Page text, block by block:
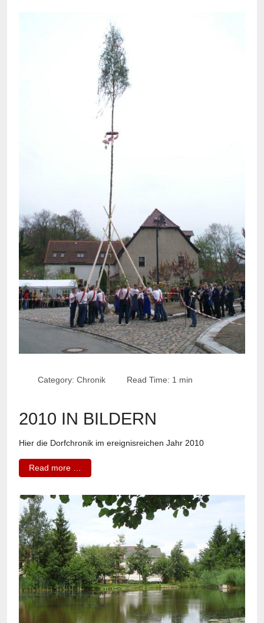
Category: Chronik Read Time: 1 min
2010 IN BILDERN
Hier die Dorfchronik im ereignisreichen Jahr 2010
Read more …